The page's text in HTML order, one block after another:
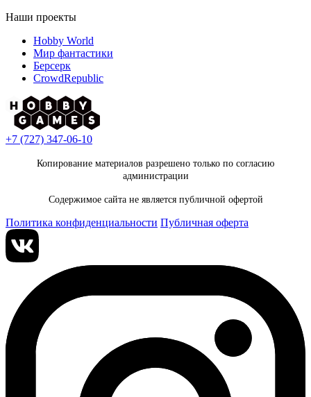
Наши проекты
Hobby World
Мир фантастики
Берсерк
CrowdRepublic
+7 (727) 347-06-10
Копирование материалов разрешено только по согласию
администрации
Содержимое сайта не является публичной офертой
Политика конфиденциальности Публичная оферта